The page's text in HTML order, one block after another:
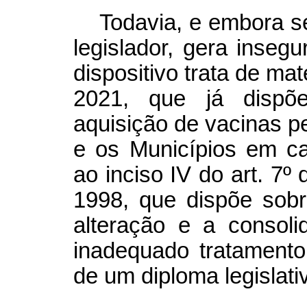
Todavia, e embora
legislador, gera
dispositivo trata de
2021, que já
aquisição de vacinas
e os Municípios em
ao inciso IV do art. 7º
1998, que dispõe
alteração e a
inadequado
de um diploma